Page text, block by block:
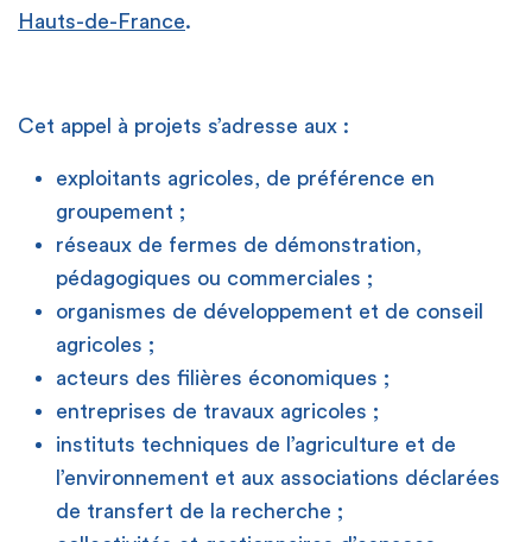
Hauts-de-France.
Cet appel à projets s’adresse aux :
exploitants agricoles, de préférence en
groupement ;
réseaux de fermes de démonstration,
pédagogiques ou commerciales ;
organismes de développement et de conseil
agricoles ;
acteurs des filières économiques ;
entreprises de travaux agricoles ;
instituts techniques de l’agriculture et de
l’environnement et aux associations déclarées
de transfert de la recherche ;